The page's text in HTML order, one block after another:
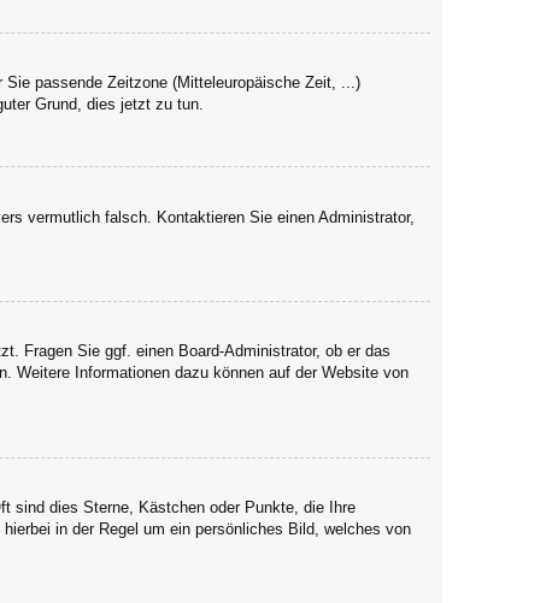
passende Zeitzone (Mitteleuropäische Zeit, ...)
Grund, dies jetzt zu tun.
vermutlich falsch. Kontaktieren Sie einen Administrator,
Fragen Sie ggf. einen Board-Administrator, ob er das
Weitere Informationen dazu können auf der Website von
sind dies Sterne, Kästchen oder Punkte, die Ihre
in der Regel um ein persönliches Bild, welches von